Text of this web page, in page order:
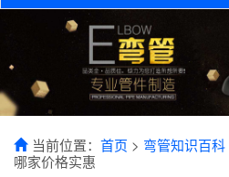
当前位置： 首页 > 弯管知识百科
哪家价格实惠